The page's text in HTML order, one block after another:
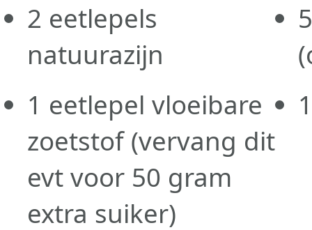
2 eetlepels
natuurazijn
1 eetlepel vloeibare
zoetstof (vervang dit
evt voor 50 gram
extra suiker)